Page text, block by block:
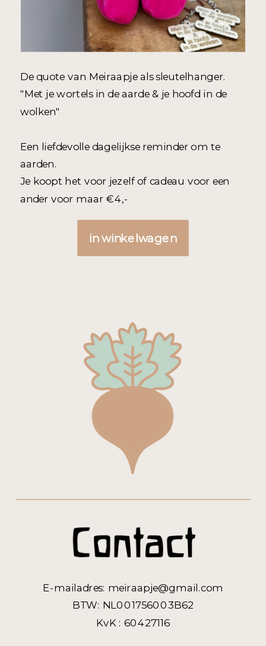
De quote van Meiraapje als sleutelhanger.
"Met je wortels in de aarde & je hoofd in de
wolken"
Een liefdevolle dagelijkse reminder om te
aarden.
Je koopt het voor jezelf of cadeau voor een
ander voor maar €4,-
E-mailadres: meiraapje@gmail.com
BTW: NL001756003B62
KvK : 60427116